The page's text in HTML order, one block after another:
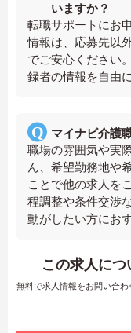
いますか？
転職サポートにお
情報は、応募先以
でご安心ください
録者の情報を自由
マイナビ介護
職場の雰囲気や実
ん、希望勤務地や
ことで他の求人を
程調整や条件交渉
動がしたい方にお
この求人に
無料で求人情報をお問い合